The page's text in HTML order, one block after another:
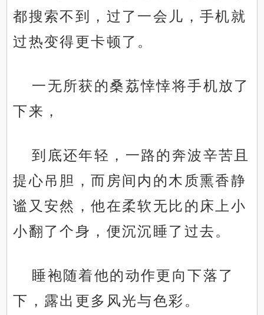
都搜索不到，过了一会儿，手机就
过热变得更卡顿了。
一无所获的桑荔悻悻将手机放了
下来，
到底还年轻，一路的奔波辛苦且
提心吊胆，而房间内的木质熏香静
谧又安然，他在柔软无比的床上小
小翻了个身，便沉沉睡了过去。
睡袍随着他的动作更向下落了
下，露出更多风光与色彩。